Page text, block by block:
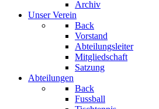
Archiv
Unser Verein
Back
Vorstand
Abteilungsleiter
Mitgliedschaft
Satzung
Abteilungen
Back
Fussball